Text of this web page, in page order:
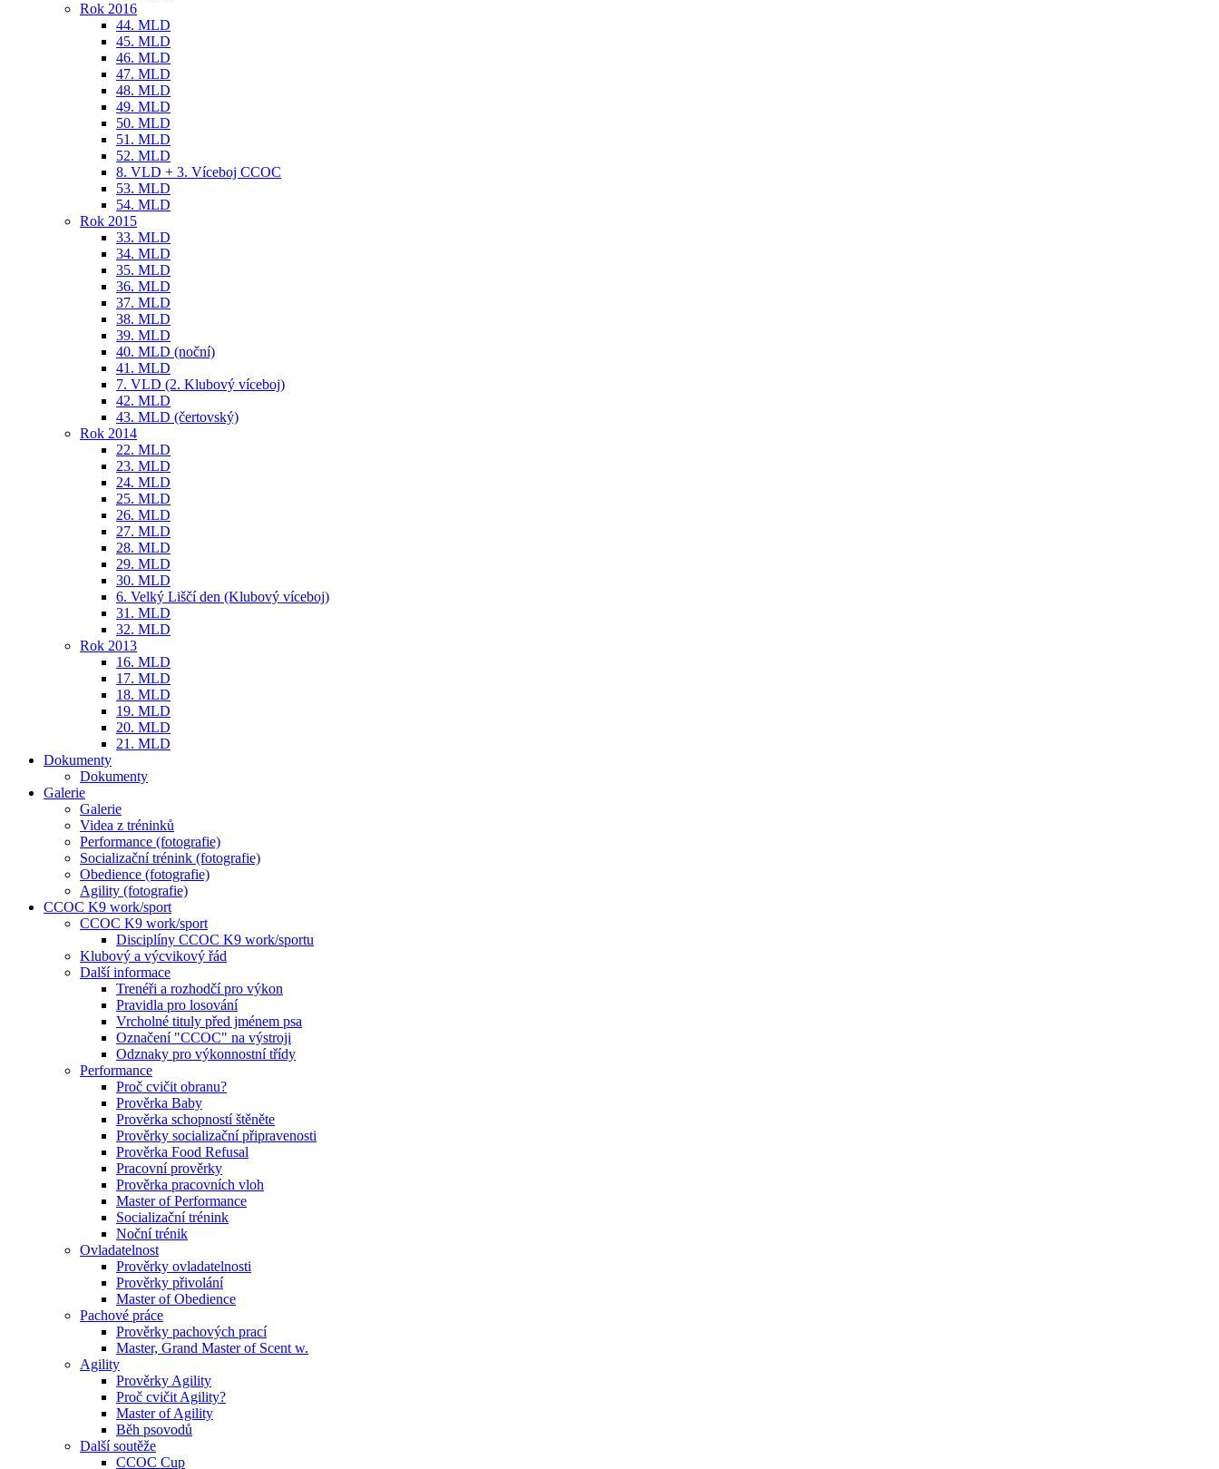
Rok 2016
44. MLD
45. MLD
46. MLD
47. MLD
48. MLD
49. MLD
50. MLD
51. MLD
52. MLD
8. VLD + 3. Víceboj CCOC
53. MLD
54. MLD
Rok 2015
33. MLD
34. MLD
35. MLD
36. MLD
37. MLD
38. MLD
39. MLD
40. MLD (noční)
41. MLD
7. VLD (2. Klubový víceboj)
42. MLD
43. MLD (čertovský)
Rok 2014
22. MLD
23. MLD
24. MLD
25. MLD
26. MLD
27. MLD
28. MLD
29. MLD
30. MLD
6. Velký Liščí den (Klubový víceboj)
31. MLD
32. MLD
Rok 2013
16. MLD
17. MLD
18. MLD
19. MLD
20. MLD
21. MLD
Dokumenty
Dokumenty
Galerie
Galerie
Videa z tréninků
Performance (fotografie)
Socializační trénink (fotografie)
Obedience (fotografie)
Agility (fotografie)
CCOC K9 work/sport
CCOC K9 work/sport
Disciplíny CCOC K9 work/sportu
Klubový a výcvikový řád
Další informace
Trenéři a rozhodčí pro výkon
Pravidla pro losování
Vrcholné tituly před jménem psa
Označení "CCOC" na výstroji
Odznaky pro výkonnostní třídy
Performance
Proč cvičit obranu?
Prověrka Baby
Prověrka schopností štěněte
Prověrky socializační připravenosti
Prověrka Food Refusal
Pracovní prověrky
Prověrka pracovních vloh
Master of Performance
Socializační trénink
Noční trénik
Ovladatelnost
Prověrky ovladatelnosti
Prověrky přivolání
Master of Obedience
Pachové práce
Prověrky pachových prací
Master, Grand Master of Scent w.
Agility
Prověrky Agility
Proč cvičit Agility?
Master of Agility
Běh psovodů
Další soutěže
CCOC Cup